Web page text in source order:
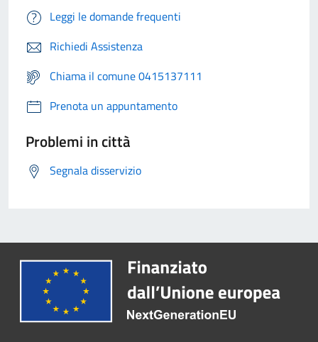
Leggi le domande frequenti
Richiedi Assistenza
Chiama il comune 0415137111
Prenota un appuntamento
Problemi in città
Segnala disservizio